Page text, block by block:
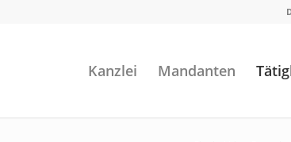
Kanzlei Mandanten